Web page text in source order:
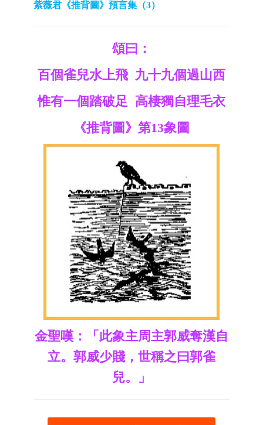
紫薇君《推背圖》預言集（3）
頌曰：
百個雀兒水上飛 九十九個過山西
惟有一個踏破足 高棲獨自理毛衣
《推背圖》第13象圖
金聖嘆：「此象主周主郭威奪漢自
立。郭威少賤，世稱之曰郭雀
兒。」